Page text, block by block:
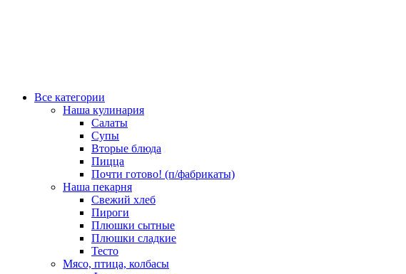
Все категории
Наша кулинария
Салаты
Супы
Вторые блюда
Пицца
Почти готово! (п/фабрикаты)
Наша пекарня
Свежий хлеб
Пироги
Плюшки сытные
Плюшки сладкие
Тесто
Мясо, птица, колбасы